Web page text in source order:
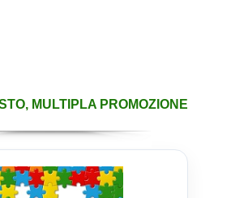
MULTIPLA PROMOZIONE